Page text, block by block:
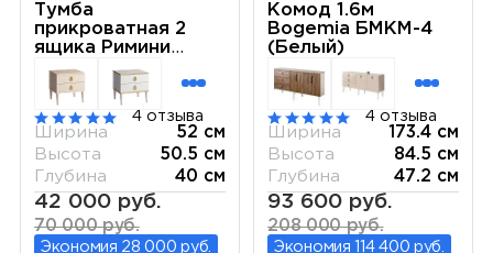
Тумба
прикроватная 2
ящика Римини
СОЛО (Слоновая
кость) РМТП-2(s)
4 отзыва
Ширина
52 см
Высота
50.5 см
Глубина
40 см
42 000 руб.
70 000 руб.
Экономия 28 000 руб.
Комод 1.6м
Bogemia БМКМ-4
(Белый)
4 отзыва
Ширина
173.4 см
Высота
84.5 см
Глубина
47.2 см
93 600 руб.
208 000 руб.
Экономия 114 400 руб.